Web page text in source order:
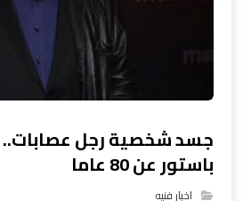
جسد شخصية رجل عصابات..
باستور عن 80 عاما
اخبار فنيه